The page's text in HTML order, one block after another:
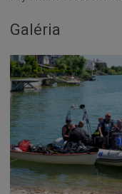
Voľby
Naše školy
Seniori
Partnerské mestá
Národnostné
Podujatie
Cyklomesto
Galéria